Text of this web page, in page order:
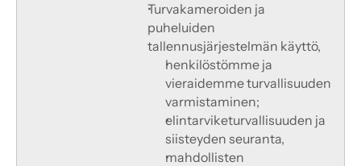
Turvakameroiden ja
puheluiden
tallennusjärjestelmän käyttö,
henkilöstömme ja
vieraidemme turvallisuuden
varmistaminen;
elintarviketurvallisuuden ja
siisteyden seuranta,
mahdollisten